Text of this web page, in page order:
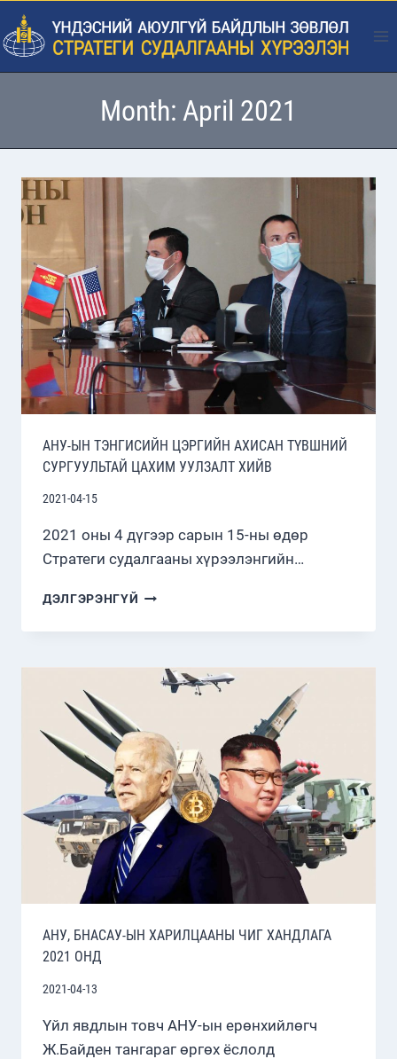
Skip
to
content
Month: April 2021
АНУ-ЫН ТЭНГИСИЙН ЦЭРГИЙН АХИСАН ТҮВШНИЙ
СУРГУУЛЬТАЙ ЦАХИМ УУЛЗАЛТ ХИЙВ
2021-04-15
2021 оны 4 дүгээр сарын 15-ны өдөр
Стратеги судалгааны хүрээлэнгийн…
ДЭЛГЭРЭНГҮЙ АНУ-
ТЭНГИСИЙН
АХИСАН
ТҮВШНИЙ
ЦАХИМ
УУЛЗАЛТ
ХИЙВ
АНУ, БНАСАУ-ЫН ХАРИЛЦААНЫ ЧИГ ХАНДЛАГА
2021 ОНД
2021-04-13
Үйл явдлын товч АНУ-ын ерөнхийлөгч
Ж.Байден тангараг өргөх ёслолд